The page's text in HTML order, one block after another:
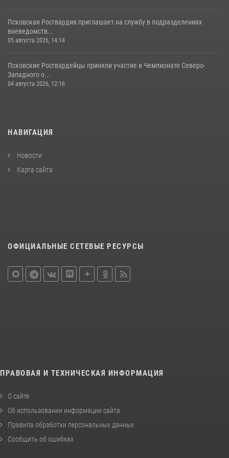
Псковская Росгвардия приглашает на службу в подразделениях
вневедомств...
05 августа 2026, 14:14
Псковские Росгвардейцы приняли участие в Чемпионате Северо-
Западного о...
04 августа 2026, 12:16
НАВИГАЦИЯ
Новости
Карта сайта
ОФИЦИАЛЬНЫЕ СЕТЕВЫЕ РЕСУРСЫ
ПРАВОВАЯ И ТЕХНИЧЕСКАЯ ИНФОРМАЦИЯ
О сайте
Об использовании информации сайта
Правила обработки персональных данных
Сообщить об ошибках